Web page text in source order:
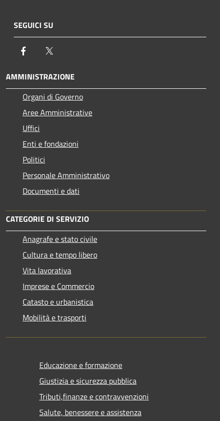
SEGUICI SU
Facebook
AMMINISTRAZIONE
Organi di Governo
Aree Amministrative
Uffici
Enti e fondazioni
Politici
Personale Amministrativo
Documenti e dati
CATEGORIE DI SERVIZIO
Anagrafe e stato civile
Cultura e tempo libero
Vita lavorativa
Imprese e Commercio
Catasto e urbanistica
Mobilità e trasporti
Educazione e formazione
Giustizia e sicurezza pubblica
Tributi,finanze e contravvenzioni
Salute, benessere e assistenza